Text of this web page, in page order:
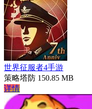
世界征服者4手游
策略塔防 150.85 MB
详情